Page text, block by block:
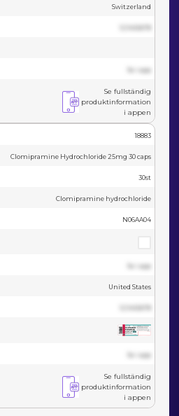
Switzerland
Se i app
Se fullständig
produktinformation
i appen
18883
Clomipramine Hydrochloride 25mg 30 caps
30st
Clomipramine hydrochloride
N06AA04
Se i app
United States
Se i app
Se fullständig
produktinformation
i appen